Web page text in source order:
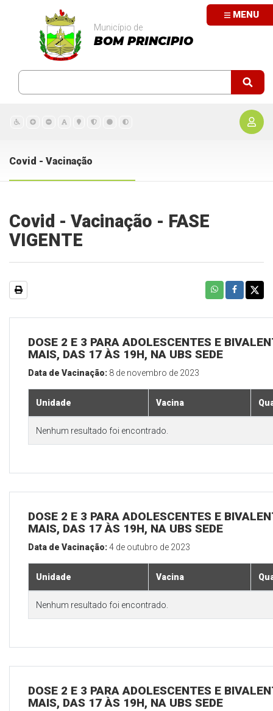
MENU
Município de
BOM PRINCIPIO
Covid - Vacinação
Covid - Vacinação - FASE
VIGENTE
DOSE 2 E 3 PARA ADOLESCENTES E
MAIS, DAS 17 ÀS 19H, NA UBS SEDE
Data de Vacinação: 8 de novembro de 2023
Unidade Vacina
Nenhum resultado foi encontrado.
DOSE 2 E 3 PARA ADOLESCENTES E
MAIS, DAS 17 ÀS 19H, NA UBS SEDE
Data de Vacinação:4 de outubro de 2023
Unidade Vacina
Nenhum resultado foi encontrado.
DOSE 2 E 3 PARA ADOLESCENTES E
MAIS, DAS 17 ÀS 19H, NA UBS SEDE